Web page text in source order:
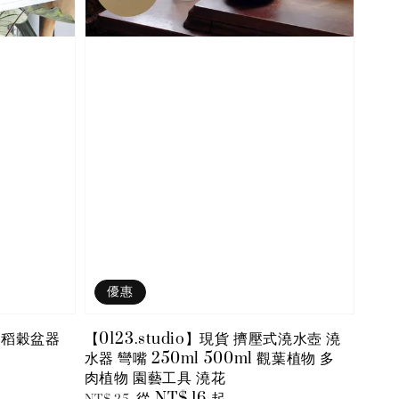
穀盆器
優惠
【0123.studio】現貨 擠壓式澆水壺 澆
水器 彎嘴 250ml 500ml 觀葉植物 多
肉植物 園藝工具 澆花